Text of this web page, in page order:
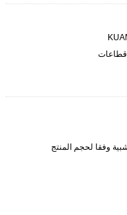
وفقا لحجم المنتج